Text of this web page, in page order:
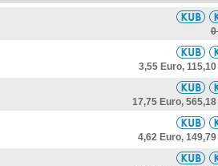
0
3,55 Euro, 115,10
17,75 Euro, 565,18
4,62 Euro, 149,79